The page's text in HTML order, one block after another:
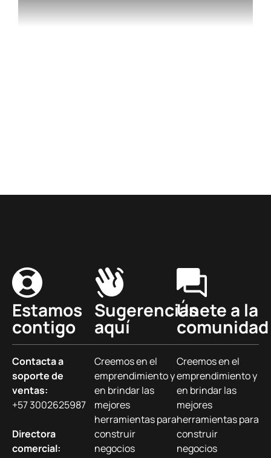
Estamos
contigo
Contacta a
soporte de
ventas:
+57 3002625987
Directora
comercial:
Sugerencias
aquí
Creemos en el
emprendimiento y
en brindar las
mejores
herramientas para
construir
negocios
Únete a la
comunidad
Creemos en el
emprendimiento y
en brindar las
mejores
herramientas para
construir
negocios